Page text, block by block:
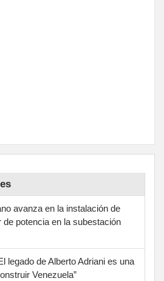
avanza en la instalación de
potencia en la subestación
legado de Alberto Adriani es una
Venezuela”